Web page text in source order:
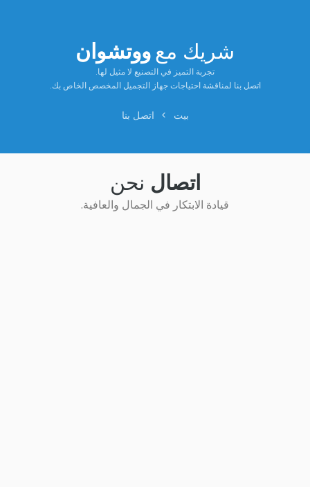
شريك معووتشوان
تجربة التميز في التصنيع لا مثيل لها.
اتصل بنا لمناقشة احتياجات جهاز التجميل المخصص الخاص بك.
بيت اتصل بنا
اتصالنحن
قيادة الابتكار في الجمال والعافية.